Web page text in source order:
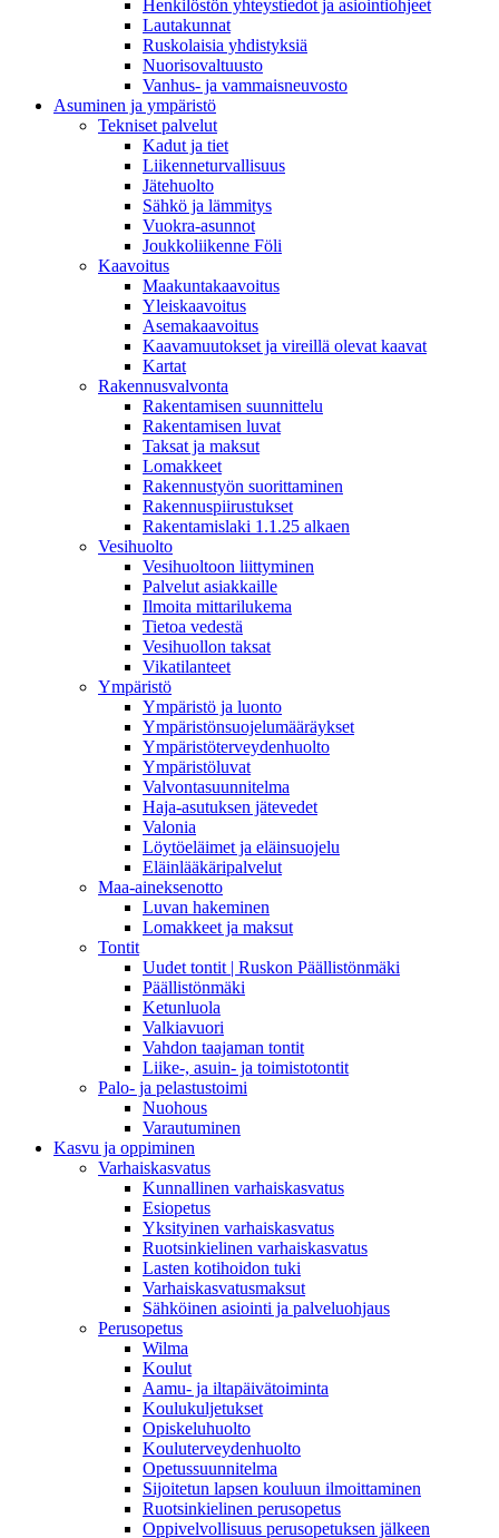
Henkilöstön yhteystiedot ja asiointiohjeet
Lautakunnat
Ruskolaisia yhdistyksiä
Nuorisovaltuusto
Vanhus- ja vammaisneuvosto
Asuminen ja ympäristö
Tekniset palvelut
Kadut ja tiet
Liikenneturvallisuus
Jätehuolto
Sähkö ja lämmitys
Vuokra-asunnot
Joukkoliikenne Föli
Kaavoitus
Maakuntakaavoitus
Yleiskaavoitus
Asemakaavoitus
Kaavamuutokset ja vireillä olevat kaavat
Kartat
Rakennusvalvonta
Rakentamisen suunnittelu
Rakentamisen luvat
Taksat ja maksut
Lomakkeet
Rakennustyön suorittaminen
Rakennuspiirustukset
Rakentamislaki 1.1.25 alkaen
Vesihuolto
Vesihuoltoon liittyminen
Palvelut asiakkaille
Ilmoita mittarilukema
Tietoa vedestä
Vesihuollon taksat
Vikatilanteet
Ympäristö
Ympäristö ja luonto
Ympäristönsuojelumääräykset
Ympäristöterveydenhuolto
Ympäristöluvat
Valvontasuunnitelma
Haja-asutuksen jätevedet
Valonia
Löytöeläimet ja eläinsuojelu
Eläinlääkäripalvelut
Maa-aineksenotto
Luvan hakeminen
Lomakkeet ja maksut
Tontit
Uudet tontit | Ruskon Päällistönmäki
Päällistönmäki
Ketunluola
Valkiavuori
Vahdon taajaman tontit
Liike-, asuin- ja toimistotontit
Palo- ja pelastustoimi
Nuohous
Varautuminen
Kasvu ja oppiminen
Varhaiskasvatus
Kunnallinen varhaiskasvatus
Esiopetus
Yksityinen varhaiskasvatus
Ruotsinkielinen varhaiskasvatus
Lasten kotihoidon tuki
Varhaiskasvatusmaksut
Sähköinen asiointi ja palveluohjaus
Perusopetus
Wilma
Koulut
Aamu- ja iltapäivätoiminta
Koulukuljetukset
Opiskeluhuolto
Kouluterveydenhuolto
Opetussuunnitelma
Sijoitetun lapsen kouluun ilmoittaminen
Ruotsinkielinen perusopetus
Oppivelvollisuus perusopetuksen jälkeen